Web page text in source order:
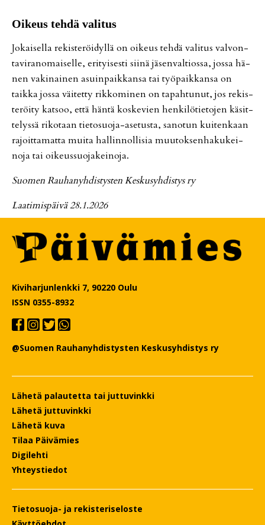
Oi­keus teh­dä va­li­tus
Jo­kai­sel­la re­kis­te­röi­dyl­lä on oi­keus teh­dä va­li­tus val­von­
ta­vi­ra­no­mai­sel­le, eri­tyi­ses­ti sii­nä jä­sen­val­ti­os­sa, jos­sa hä­
nen va­ki­nai­nen asuin­paik­kan­sa tai työ­paik­kan­sa on
taik­ka jos­sa väi­tet­ty rik­ko­mi­nen on ta­pah­tu­nut, jos re­kis­
te­röi­ty kat­soo, et­tä hän­tä kos­ke­vien hen­ki­lö­tie­to­jen kä­sit­
te­lys­sä ri­ko­taan tie­to­suo­ja-ase­tus­ta, sa­no­tun kui­ten­kaan
ra­joit­ta­mat­ta mui­ta hal­lin­nol­li­sia muu­tok­sen­ha­ku­kei­
no­ja tai oi­keus­suo­ja­kei­no­ja.
Suo­men Rau­ha­nyh­dis­tys­ten Kes­ku­syh­dis­tys ry
Laa­ti­mis­päi­vä 28.1.2026
Kiviharjunlenkki 7, 90220 Oulu
ISSN 0355-8932
@Suomen Rauhanyhdistysten Keskusyhdistys ry
Lähetä palautetta tai juttuvinkki
Lähetä juttuvinkki
Lähetä kuva
Tilaa Päivämies
Digilehti
Yhteystiedot
Tietosuoja- ja rekisteriseloste